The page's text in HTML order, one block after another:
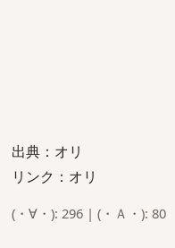
出典：オリ
リンク：オリ
(・∀・): 296 | (・Ａ・): 80